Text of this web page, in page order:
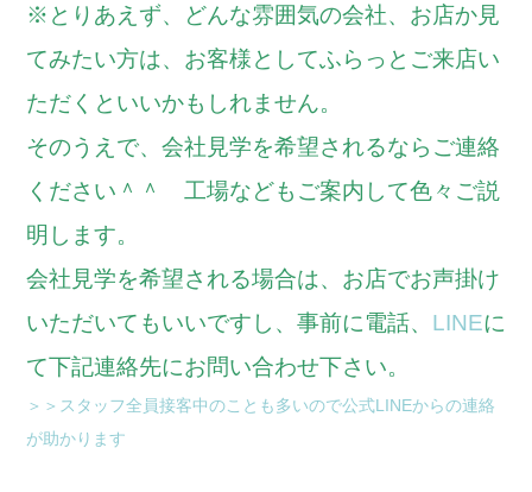
※とりあえず、どんな雰囲気の会社、お店か見
てみたい方は、お客様としてふらっとご来店い
ただくといいかもしれません。
そのうえで、会社見学を希望されるならご連絡
ください＾＾ 工場などもご案内して色々ご説
明します。
会社見学を希望される場合は、お店でお声掛け
いただいてもいいですし、事前に電話、 LINEに
て下記連絡先にお問い合わせ下さい。
＞＞スタッフ全員接客中のことも多いので公式LINEからの連絡
が助かります